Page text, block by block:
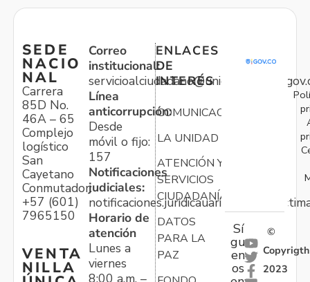
SEDE
NACIO
NAL
Carrera
85D No.
46A – 65
Complejo
logístico
San
Cayetano
Conmutador:
+57 (601)
7965150
VENTA
NILLA
Correo
institucional:
Línea
anticorrupción:
Desde
móvil o fijo:
157
Notificaciones
judiciales:
Horario de
atención
Lunes a
viernes
8:00 a.m. –
ENLACES
DE
INTERÉS
COMUNICACIONES
LA UNIDAD
ATENCIÓN Y
SERVICIOS
CIUDADANÍA
DATOS
PARA LA
PAZ
Sí
gu
en
os
©
Copyrigth
2023